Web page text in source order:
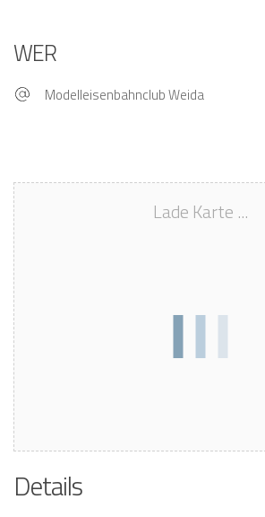
WER
Modelleisenbahnclub Weida
Lade Karte ...
Details